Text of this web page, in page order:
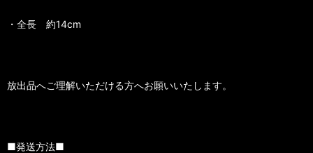
・全長 約14cm
放出品へご理解いただける方へお願いいたします。
■発送方法■